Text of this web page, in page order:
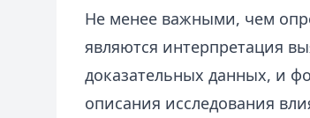
Не менее важными, чем
являются интерпретация
доказательных данных, и
описания исследования